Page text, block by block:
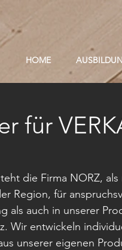
HOME
für
die Firma NORZ,
Region, für
als auch in unserer
Wir entwickeln
unserer eigenen